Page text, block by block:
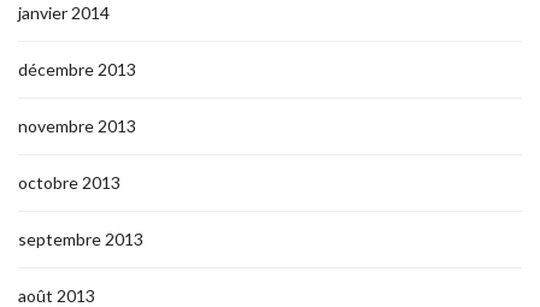
janvier 2014
décembre 2013
novembre 2013
octobre 2013
septembre 2013
août 2013